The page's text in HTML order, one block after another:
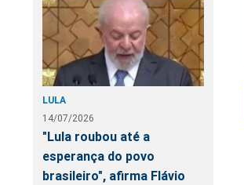
LULA
14/07/2026
"Lula roubou até a
esperança do povo
brasileiro", afirma Flávio